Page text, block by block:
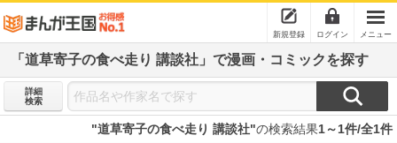
新規登録 ログイン メニュー
「道草寄子の食べ走り 講談社」で漫画・コミックを探す
詳細
検索
"道草寄子の食べ走り 講談社"の検索結果1～1件/全1件